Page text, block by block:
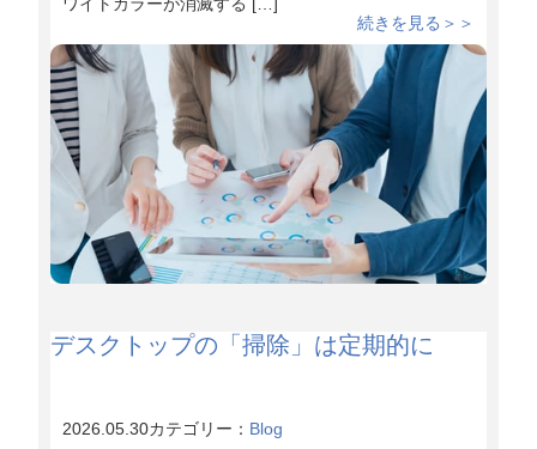
続きを見る＞＞
デスクトップの「掃除」は定期的に
2026.05.30カテゴリー： Blog